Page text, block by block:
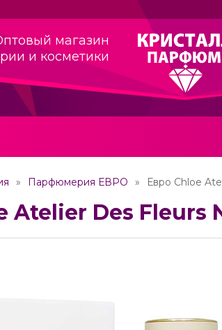
магазин
и косметики
Парфюмерия ЕВРО Евро Chloe
Atelier Des Fleurs